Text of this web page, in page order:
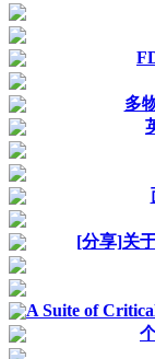
多
[分享]关
A Suite of